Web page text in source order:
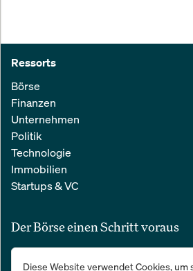
Ressorts
Börse
Finanzen
Unternehmen
Politik
Technologie
Immobilien
Startups & VC
Der Börse einen Schritt voraus
Alle relevanten Nachrichten aus Wirtschaft
einfachen E-Mail. 100 % kostenlos:
Diese Website verwendet Cookies, um